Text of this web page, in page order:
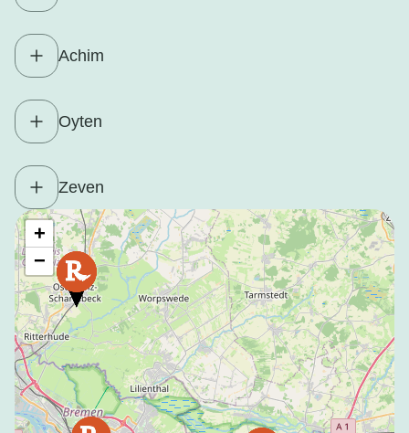
Achim
Oyten
Zeven
+
−